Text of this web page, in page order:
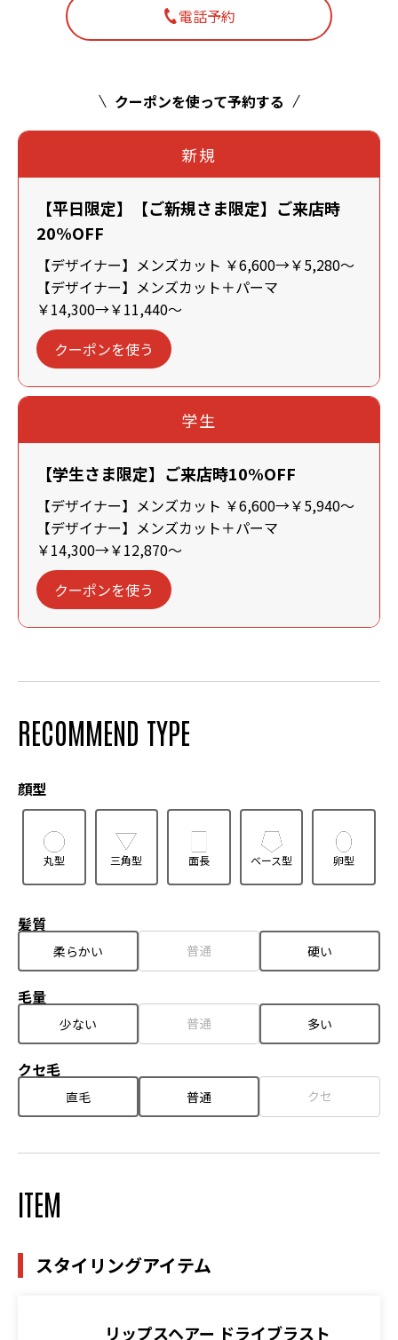
電話予約
クーポンを使って予約する
新規
【平日限定】【ご新規さま限定】ご来店時
20%OFF
【デザイナー】メンズカット ￥6,600→￥5,280～
【デザイナー】メンズカット＋パーマ
￥14,300→￥11,440～
クーポンを使う
学生
【学生さま限定】ご来店時10%OFF
【デザイナー】メンズカット ￥6,600→￥5,940～
【デザイナー】メンズカット＋パーマ
￥14,300→￥12,870～
クーポンを使う
RECOMMEND TYPE
顔型
丸型 三角型 面長 ベース型 卵型
髪質
柔らかい 普通 硬い
毛量
少ない 普通 多い
クセ毛
直毛 普通 クセ
ITEM
スタイリングアイテム
リップスヘアー ドライブラスト